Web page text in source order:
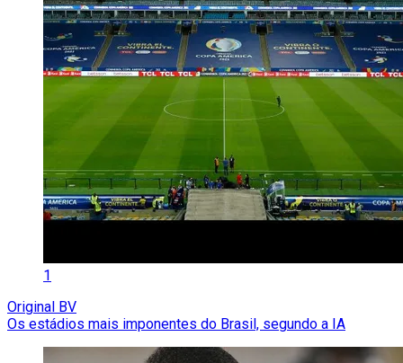
1
Original BV
Os estádios mais imponentes do Brasil, segundo a IA